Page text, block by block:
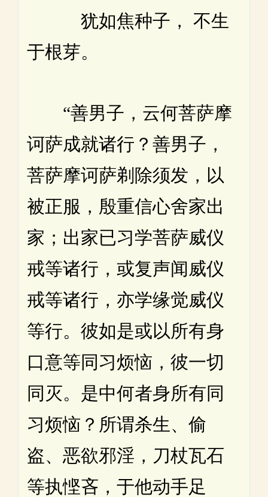
犹如焦种子， 不生
于根芽。
“善男子，云何菩萨摩
诃萨成就诸行？善男子，
菩萨摩诃萨剃除须发，以
被正服，殷重信心舍家出
家；出家已习学菩萨威仪
戒等诸行，或复声闻威仪
戒等诸行，亦学缘觉威仪
等行。彼如是或以所有身
口意等同习烦恼，彼一切
同灭。是中何者身所有同
习烦恼？所谓杀生、偷
盗、恶欲邪淫，刀杖瓦石
等执悭吝，于他动手足